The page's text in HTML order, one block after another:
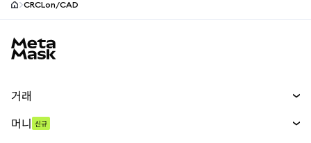
CRCLon/CAD
거래
머니 신규